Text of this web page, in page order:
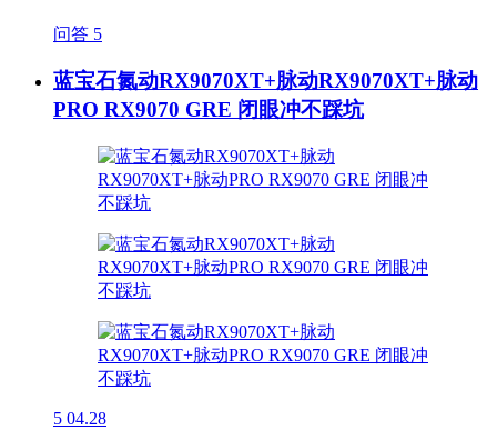
问答 5
蓝宝石氮动RX9070XT+脉动RX9070XT+脉动
PRO RX9070 GRE 闭眼冲不踩坑
5 04.28